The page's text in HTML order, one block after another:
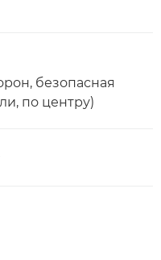
безопасная
по центру)